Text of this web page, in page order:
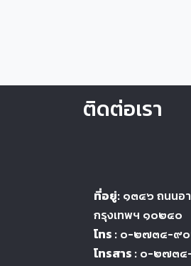
ติดต่อเรา
ที่อยู่: ๑๓๔๖ ถนนอ
กรุงเทพฯ ๑๐๒๔๐
โทร : ๐-๒๗๓๔-๙
โทรสาร : ๐-๒๗๓๔